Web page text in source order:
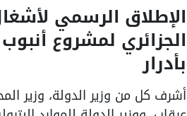
الإطلاق الرسمي
الجزائري لمشروع أنبوب
بأدرار
أشرف كل من وزير الدولة، وزير